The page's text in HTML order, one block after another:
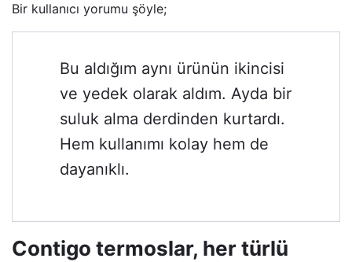
Bir kullanıcı yorumu şöyle;
Bu aldığım aynı ürünün ikincisi
ve yedek olarak aldım. Ayda bir
suluk alma derdinden kurtardı.
Hem kullanımı kolay hem de
dayanıklı.
Contigo termoslar, her türlü